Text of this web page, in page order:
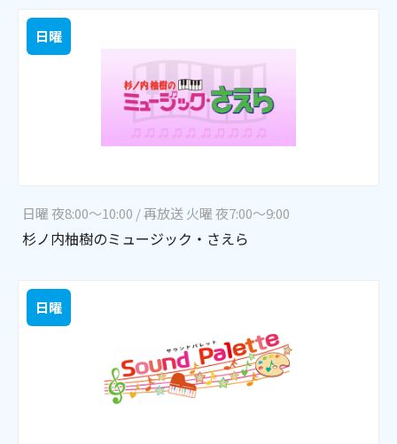
日曜
日曜 夜8:00～10:00 / 再放送 火曜 夜7:00～9:00
杉ノ内柚樹のミュージック・さえら
日曜